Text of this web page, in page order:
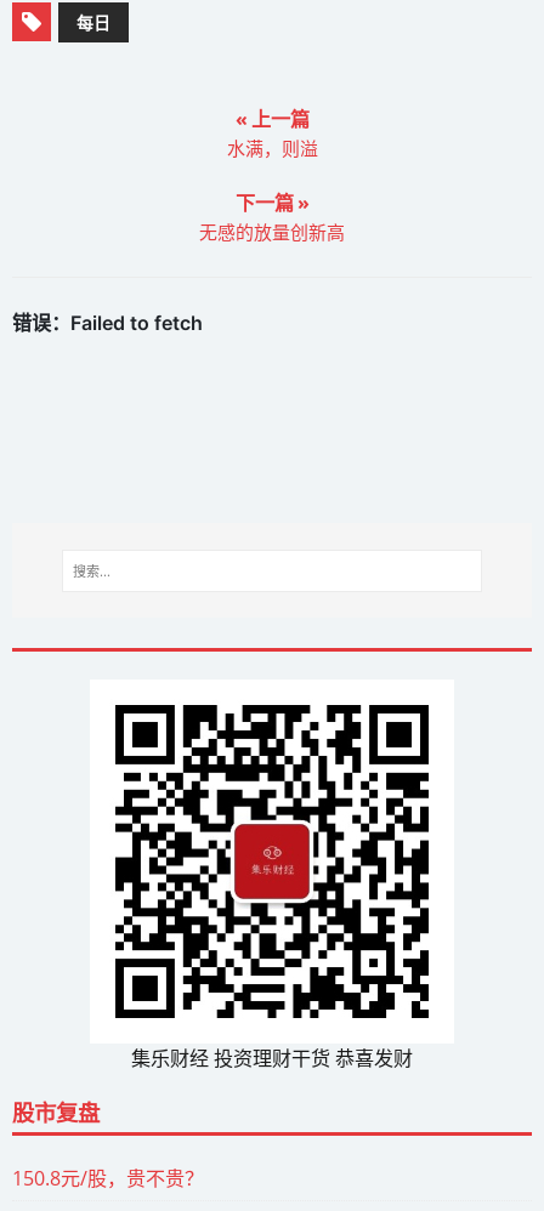
每日
« 上一篇
水满，则溢
下一篇 »
无感的放量创新高
集乐财经 投资理财干货 恭喜发财
股市复盘
150.8元/股，贵不贵？